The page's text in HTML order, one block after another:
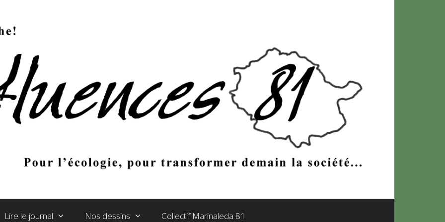
Lire le journal Nos dessins Collectif Marinaleda 81